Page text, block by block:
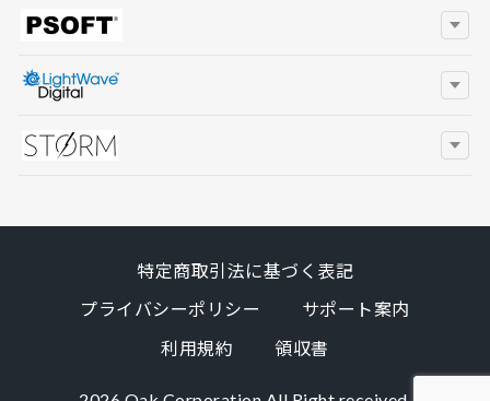
特定商取引法に基づく表記
プライバシーポリシー
サポート案内
利用規約
領収書